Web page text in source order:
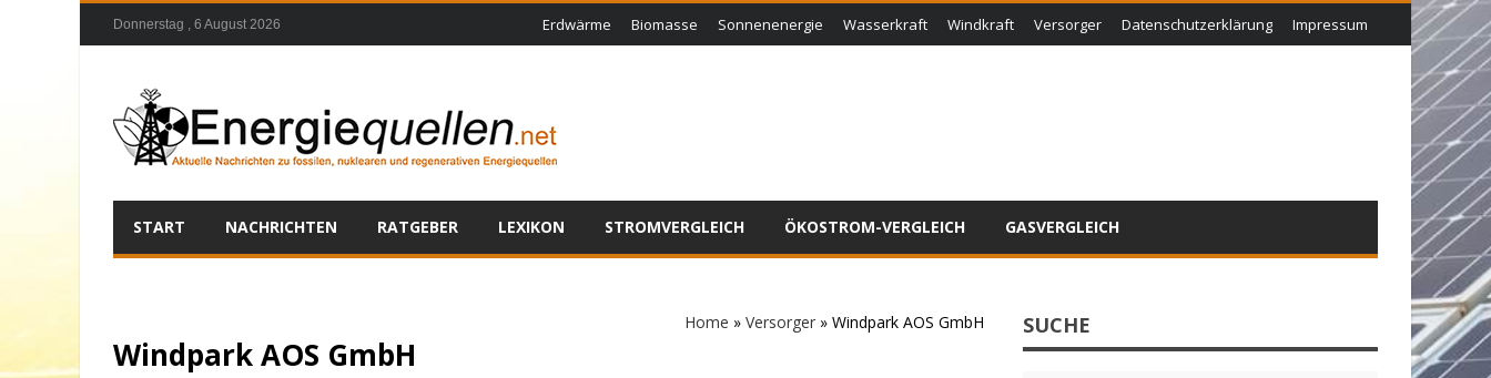
Donnerstag , 6 August 2026 Erdwärme Biomasse Sonnenenergie Wasserkraft Windkraft Versorger Datenschutzerklärung Impressum
START NACHRICHTEN RATGEBER LEXIKON STROMVERGLEICH ÖKOSTROM-VERGLEICH GASVERGLEICH
Home » Versorger » Windpark AOS GmbH
Windpark AOS GmbH
SUCHE